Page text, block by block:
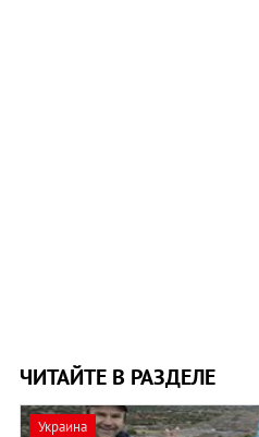
ЧИТАЙТЕ В РАЗДЕЛЕ
Украина